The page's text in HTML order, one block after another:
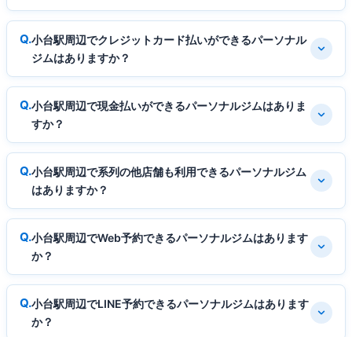
小台駅周辺でクレジットカード払いができるパーソナル
ジムはありますか？
小台駅周辺で現金払いができるパーソナルジムはありま
すか？
小台駅周辺で系列の他店舗も利用できるパーソナルジム
はありますか？
小台駅周辺でWeb予約できるパーソナルジムはあります
か？
小台駅周辺でLINE予約できるパーソナルジムはあります
か？